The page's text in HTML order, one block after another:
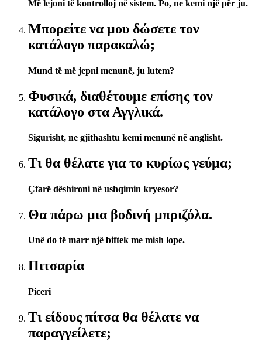
Më lejoni të kontrolloj në sistem. Po, ne kemi një për ju.
Μπορείτε να μου δώσετε τον
κατάλογο παρακαλώ;
Mund të më jepni menunë, ju lutem?
Φυσικά, διαθέτουμε επίσης τον
κατάλογο στα Αγγλικά.
Sigurisht, ne gjithashtu kemi menunë në anglisht.
Τι θα θέλατε για το κυρίως γεύμα;
Çfarë dëshironi në ushqimin kryesor?
Θα πάρω μια βοδινή μπριζόλα.
Unë do të marr një biftek me mish lope.
Πιτσαρία
Piceri
Τι είδους πίτσα θα θέλατε να
παραγγείλετε;